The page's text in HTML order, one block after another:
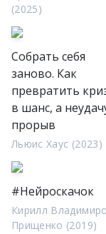
(2025)
Собрать себя
заново. Как
превратить
в шанс, а
прорыв
Льюис Хаус (2023)
#Нейроскачок
Кирилл
Прищенко (2019)